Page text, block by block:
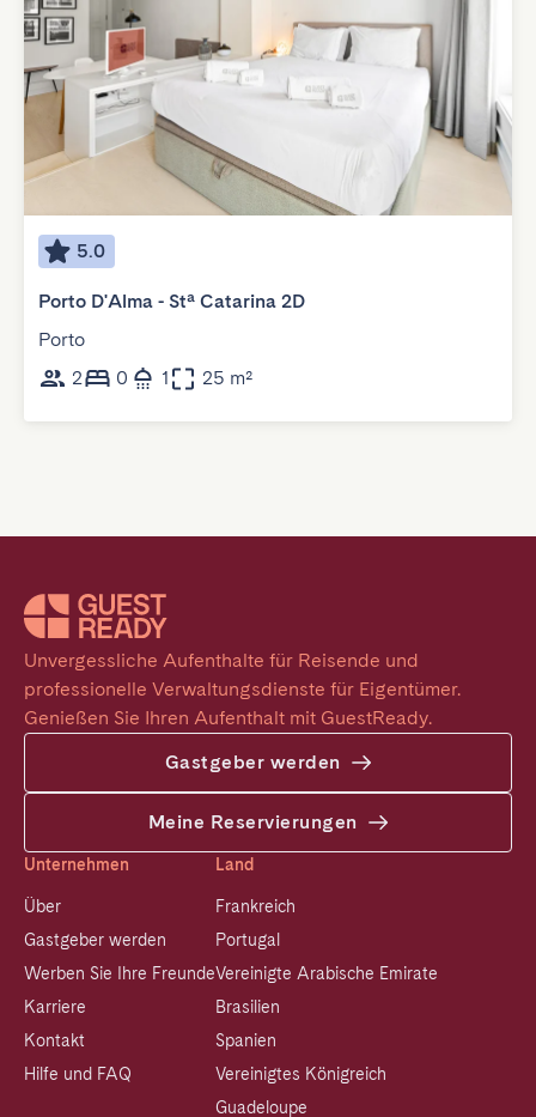
5.0
Porto D'Alma - Stª Catarina 2D
Porto
2
0 1 25 m²
Unvergessliche Aufenthalte für Reisende und
professionelle Verwaltungsdienste für Eigentümer.
Genießen Sie Ihren Aufenthalt mit GuestReady.
Gastgeber werden
Meine Reservierungen
Unternehmen
Über
Gastgeber werden
Werben Sie Ihre Freunde
Karriere
Kontakt
Hilfe und FAQ
Land
Frankreich
Portugal
Vereinigte Arabische Emirate
Brasilien
Spanien
Vereinigtes Königreich
Guadeloupe